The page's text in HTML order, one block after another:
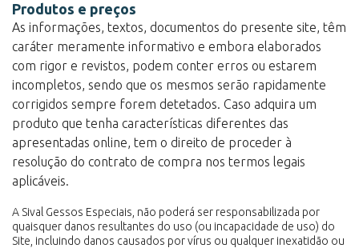
Produtos e preços
As informações, textos, documentos do presente site, têm
caráter meramente informativo e embora elaborados
com rigor e revistos, podem conter erros ou estarem
incompletos, sendo que os mesmos serão rapidamente
corrigidos sempre forem detetados. Caso adquira um
produto que tenha características diferentes das
apresentadas online, tem o direito de proceder à
resolução do contrato de compra nos termos legais
aplicáveis.
A Sival Gessos Especiais, não poderá ser responsabilizada por
quaisquer danos resultantes do uso (ou incapacidade de uso) do
Site, incluindo danos causados por vírus ou qualquer inexatidão ou